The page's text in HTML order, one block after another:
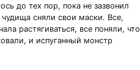
до тех пор, пока не зазвонил
сняли свои маски. Все,
растягиваться, все поняли, что
и испуганный монстр